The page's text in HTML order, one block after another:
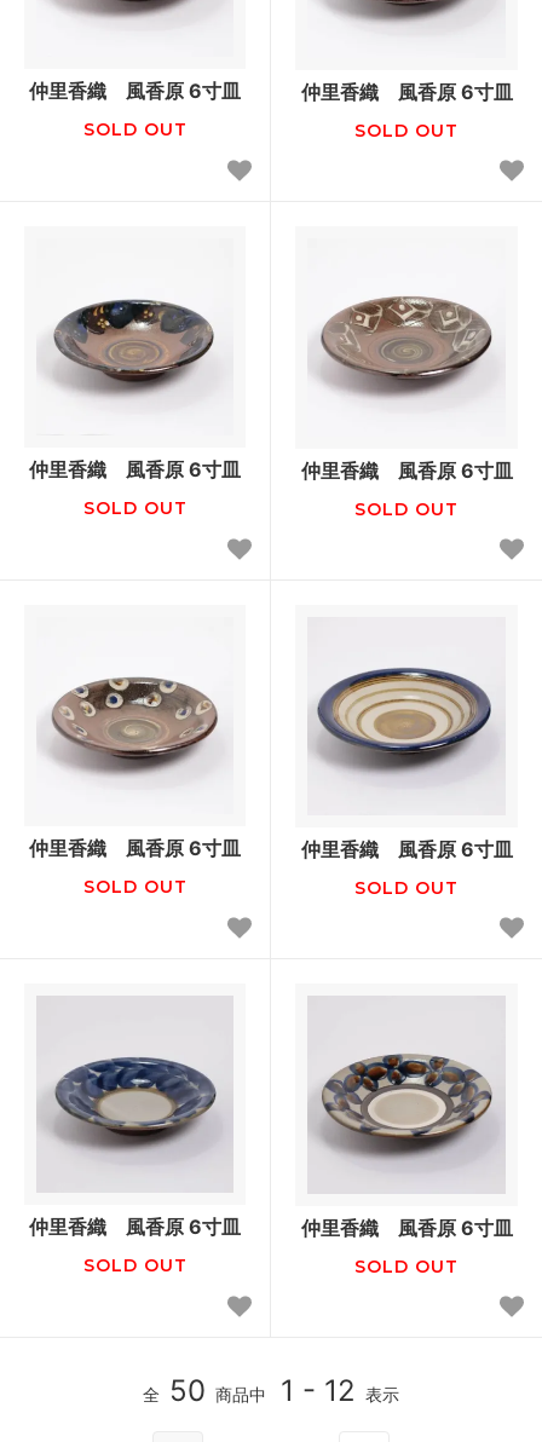
仲里香織 風香原 6寸皿
SOLD OUT
仲里香織 風香原 6寸皿
SOLD OUT
仲里香織 風香原 6寸皿
SOLD OUT
仲里香織 風香原 6寸皿
SOLD OUT
仲里香織 風香原 6寸皿
SOLD OUT
仲里香織 風香原 6寸皿
SOLD OUT
仲里香織 風香原 6寸皿
SOLD OUT
仲里香織 風香原 6寸皿
SOLD OUT
全 50 商品中 1 - 12 表示